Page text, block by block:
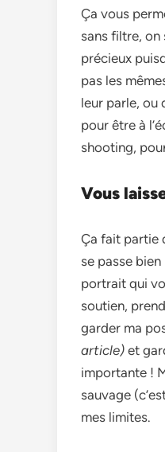
Ça vous
sans filtre, on
précieux
pas les
leur parle, ou
pour être à
shooting,
Vous
Ça fait partie
se passe
portrait qui
soutien,
garder ma
article) et
importante !
sauvage
mes limites.